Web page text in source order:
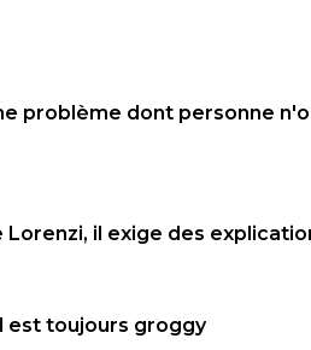
problème dont personne
Lorenzi, il exige des
est toujours groggy